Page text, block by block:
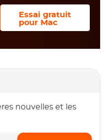
Essai gratuit
pour Mac
nouvelles et les